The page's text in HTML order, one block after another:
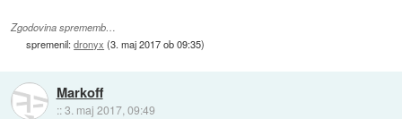
Zgodovina sprememb…
spremenil:dronyx (3. maj 2017 ob 09:35)
Markoff
::3. maj 2017, 09:49